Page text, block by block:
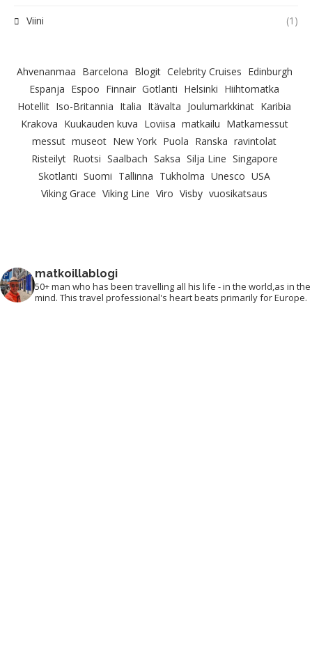
Viini (1)
Ahvenanmaa Barcelona Blogit Celebrity Cruises Edinburgh
Espanja Espoo Finnair Gotlanti Helsinki Hiihtomatka
Hotellit Iso-Britannia Italia Itävalta Joulumarkkinat Karibia
Krakova Kuukauden kuva Loviisa matkailu Matkamessut
messut museot New York Puola Ranska ravintolat
Risteilyt Ruotsi Saalbach Saksa Silja Line Singapore
Skotlanti Suomi Tallinna Tukholma Unesco USA
Viking Grace Viking Line Viro Visby vuosikatsaus
matkoillablogi
50+ man who has been travelling all his life - in the world,as in the
mind. This travel professional's heart beats primarily for Europe.